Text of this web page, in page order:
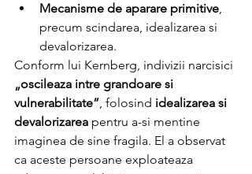
Mecanisme de aparare primitive,
precum scindarea, idealizarea si
devalorizarea.
Conform lui Kernberg, indivizii narcisici
„oscileaza intre grandoare si
vulnerabilitate”, folosind idealizarea si
devalorizarea pentru a-si mentine
imaginea de sine fragila. El a observat
ca aceste persoane exploateaza